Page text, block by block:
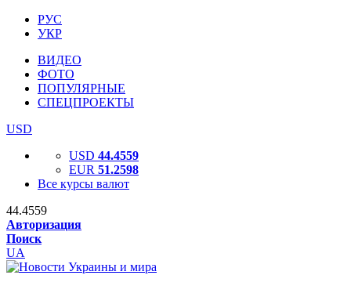
РУС
УКР
ВИДЕО
ФОТО
ПОПУЛЯРНЫЕ
СПЕЦПРОЕКТЫ
USD
USD 44.4559
EUR 51.2598
Все курсы валют
44.4559
Авторизация
Поиск
UA